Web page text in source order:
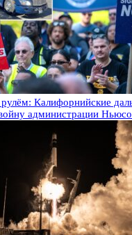
Калифорнийские
администрации